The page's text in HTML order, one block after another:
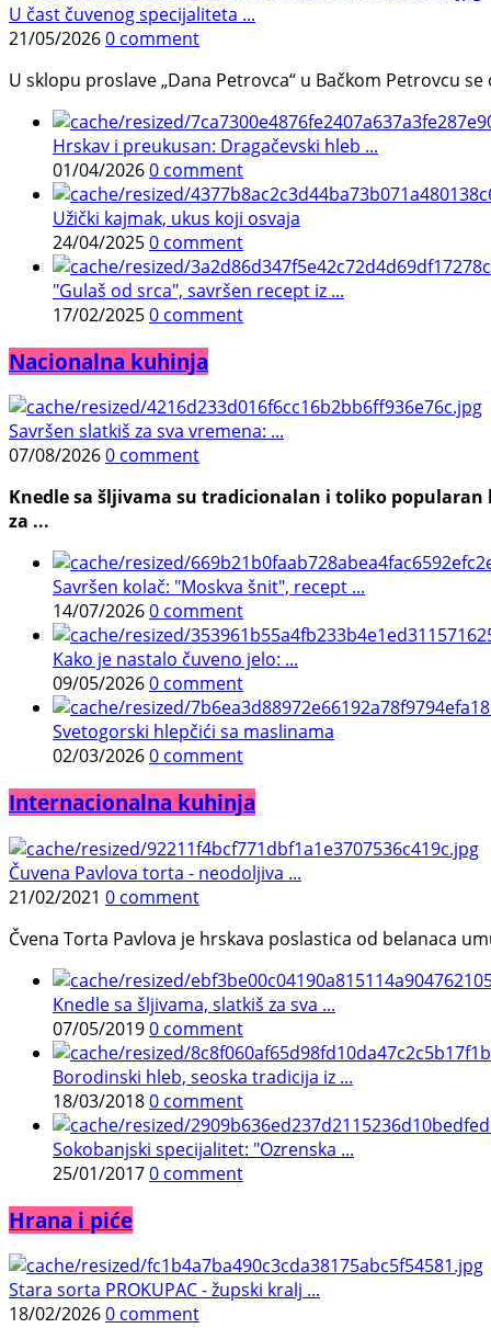
U čast čuvenog specijaliteta ...
21/05/20260 comment
U sklopu proslave „Dana Petrovca“ u Bačkom Petrovcu
Hrskav i preukusan: Dragačevski hleb ...
01/04/20260 comment
Užički kajmak, ukus koji osvaja
24/04/20250 comment
"Gulaš od srca", savršen recept iz ...
17/02/20250 comment
Nacionalna kuhinja
Savršen slatkiš za sva vremena: ...
07/08/20260 comment
Knedle sa šljivama su tradicionalan i toliko popularan
za ...
Savršen kolač: "Moskva šnit", recept ...
14/07/20260 comment
Kako je nastalo čuveno jelo: ...
09/05/20260 comment
Svetogorski hlepčići sa maslinama
02/03/20260 comment
Internacionalna kuhinja
Čuvena Pavlova torta - neodoljiva ...
21/02/2021 0 comment
Čvena Torta Pavlova je hrskava poslastica od belanaca
Knedle sa šljivama, slatkiš za sva ...
07/05/20190 comment
Borodinski hleb, seoska tradicija iz ...
18/03/20180 comment
Sokobanjski specijalitet: "Ozrenska ...
25/01/20170 comment
Hrana i piće
Stara sorta PROKUPAC - župski kralj ...
18/02/20260 comment